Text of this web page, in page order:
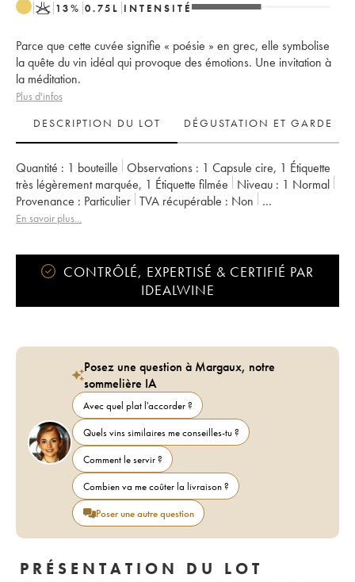
K 13% 0.75 L INTENSITÉ
Parce que cette cuvée signifie « poésie » en grec, elle symbolise
la quête du vin idéal qui provoque des émotions. Une invitation à
la méditation.
Plus d'infos
DESCRIPTION DU LOT
DÉGUSTATION ET GARDE
Quantité : 1 bouteille Observations : 1 Capsule cire, 1 Étiquette
très légèrement marquée, 1 Étiquette filmée Niveau : 1 Normal
Provenance : particulier TVA récupérable :
non
Région :
Vallée de la Loire
En savoir plus...
CONTRÔLÉ, EXPERTISÉ & CERTIFIÉ PAR
IDEALWINE
Posez une question à Margaux, notre
sommelière IA
Avec quel plat l'accorder ?
Quels vins similaires me conseilles-tu ?
Comment le servir ?
Combien va me coûter la livraison ?
Poser une autre question
PRÉSENTATION DU LOT